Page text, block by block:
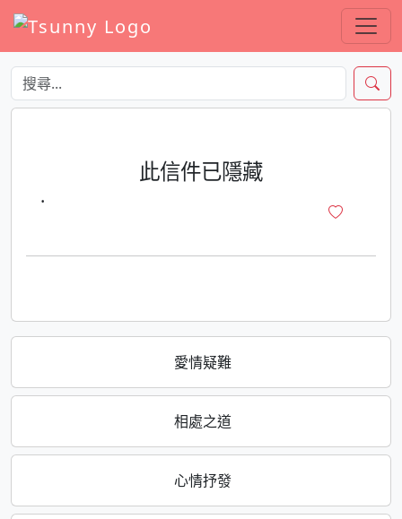
愛情疑難
相處之道
心情抒發
此信件已隱藏
·